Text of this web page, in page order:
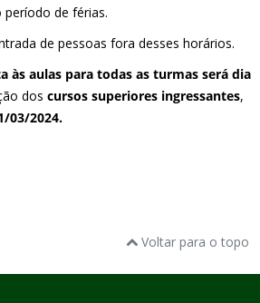
de férias.
de pessoas fora desses horários.
às aulas para todas as turmas será dia
dos cursos superiores ingressantes,
03/2024.
Voltar para o topo